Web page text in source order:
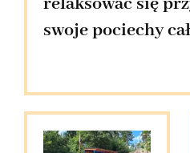
swoje pociechy